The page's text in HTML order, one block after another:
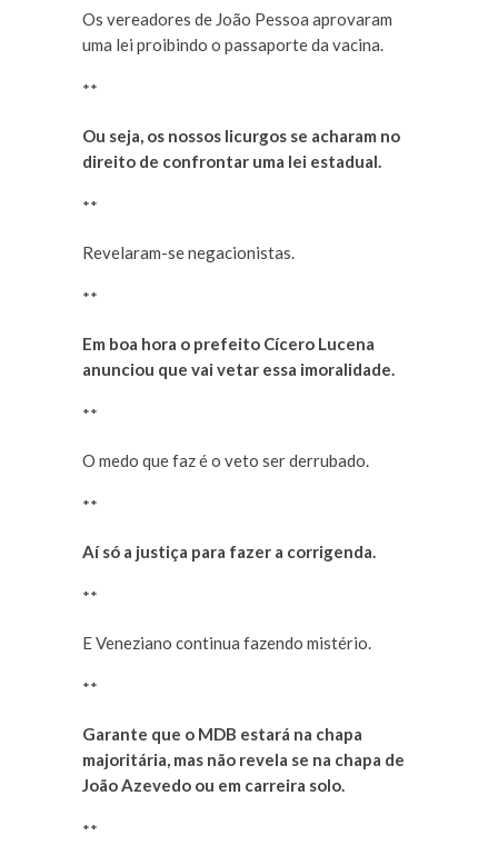
Os vereadores de João Pessoa aprovaram
uma lei proibindo o passaporte da vacina.
**
Ou seja, os nossos licurgos se acharam no
direito de confrontar uma lei estadual.
**
Revelaram-se negacionistas.
**
Em boa hora o prefeito Cícero Lucena
anunciou que vai vetar essa imoralidade.
**
O medo que faz é o veto ser derrubado.
**
Aí só a justiça para fazer a corrigenda.
**
E Veneziano continua fazendo mistério.
**
Garante que o MDB estará na chapa
majoritária, mas não revela se na chapa de
João Azevedo ou em carreira solo.
**